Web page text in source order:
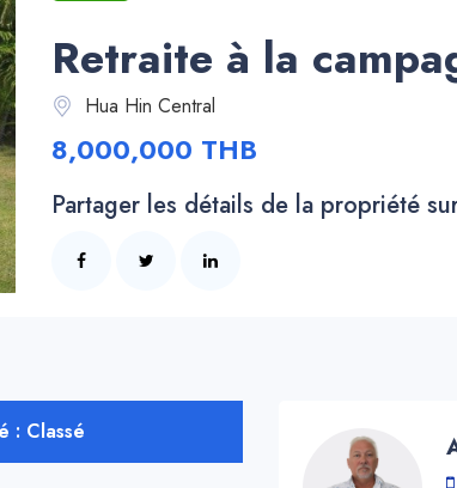
Retraite à la
Hua Hin Central
8,000,000 THB
Partager les détails de la propriété
: Classé